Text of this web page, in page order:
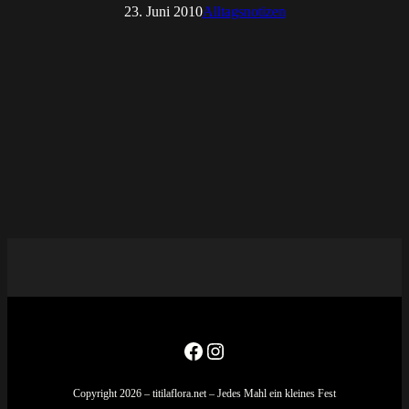
23. Juni 2010Alltagsnotizen
Facebook
Instagram
Copyright 2026 – titilaflora.net – Jedes Mahl ein kleines Fest